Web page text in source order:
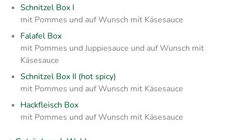
Schnitzel Box I
mit Pommes und auf Wunsch mit Käsesauce
Falafel Box
mit Pommes und Juppiesauce und auf Wunsch mit
Käsesauce
Schnitzel Box II (hot spicy)
mit Pommes und auf Wunsch mit Käsesauce
Hackfleisch Box
mit Pommes und auf Wunsch mit Käsesauce